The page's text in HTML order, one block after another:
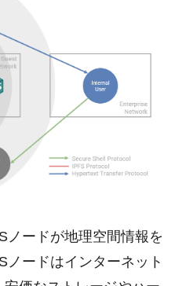
ノードが地理空間情報を
ードはインターネット